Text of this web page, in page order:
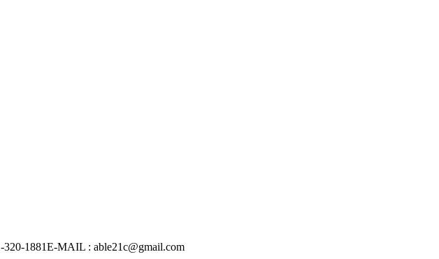
1881E-MAIL : able21c@gmail.com